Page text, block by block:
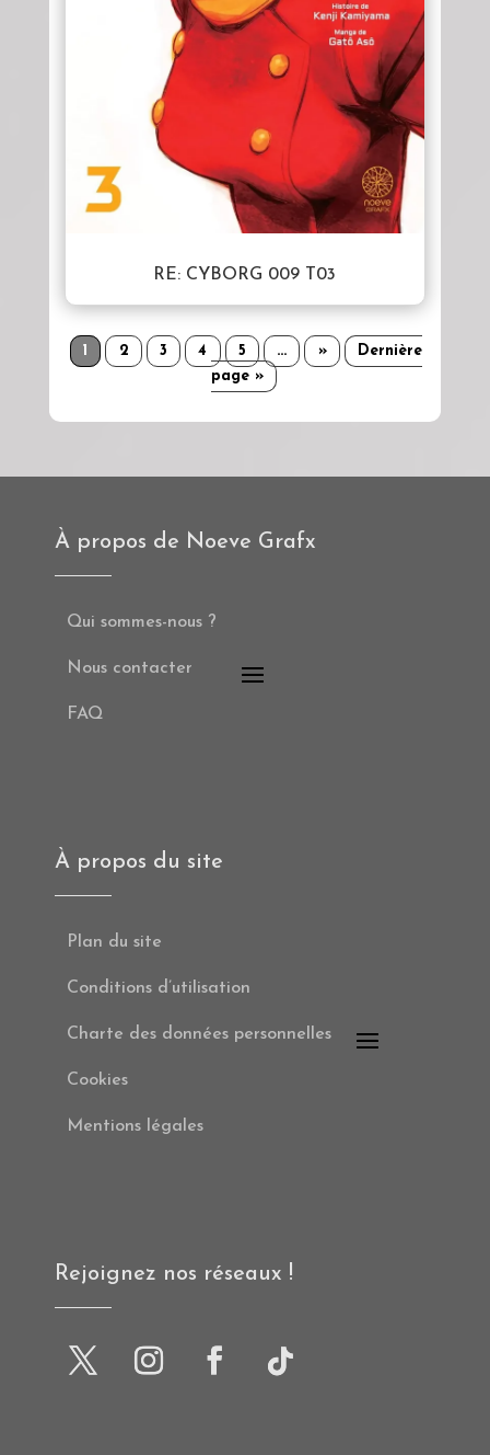
RE: CYBORG 009 T03
1 2 3 4 5 … »
Dernière
page »
À propos de Noeve Grafx
Qui sommes-nous ?
Nous contacter
FAQ
À propos du site
Plan du site
Conditions d’utilisation
Charte des données personnelles
Cookies
Mentions légales
Rejoignez nos réseaux !